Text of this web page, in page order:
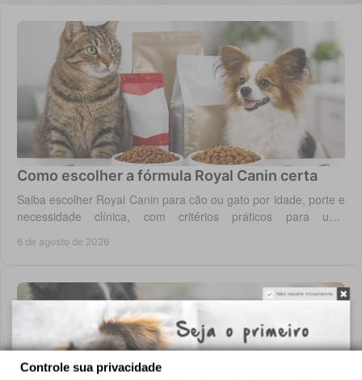
Não mostre novamente.
Como escolher a fórmula Royal Canin certa
Saiba escolher Royal Canin para cão ou gato por idade, porte e
necessidade clínica, com critérios práticos para uma
6 de agosto de 2026
Controle sua privacidade